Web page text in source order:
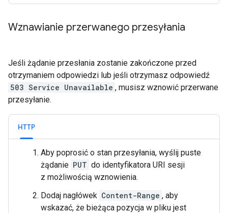
Wznawianie przerwanego przesyłania
Jeśli żądanie przesłania zostanie zakończone przed
otrzymaniem odpowiedzi lub jeśli otrzymasz odpowiedź
503 Service Unavailable , musisz wznowić przerwane
przesyłanie.
HTTP
Aby poprosić o stan przesyłania, wyślij puste
żądanie PUT do identyfikatora URI sesji
z możliwością wznowienia.
Dodaj nagłówek Content-Range , aby
wskazać, że bieżąca pozycja w pliku jest